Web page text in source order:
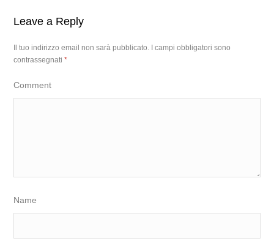
Leave a Reply
Il tuo indirizzo email non sarà pubblicato.
I campi obbligatori sono
contrassegnati*
Comment
Name